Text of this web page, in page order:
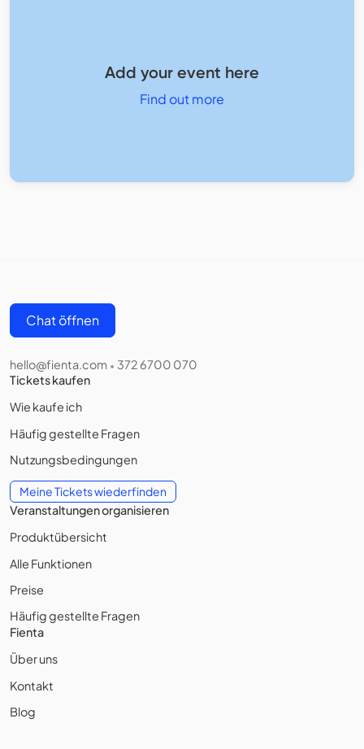
Add your event here
Find out more
Chat öffnen
hello@fienta.com • 372 6700 070
Tickets kaufen
Wie kaufe ich
Häufig gestellte Fragen
Nutzungsbedingungen
Meine Tickets wiederfinden
Veranstaltungen organisieren
Produktübersicht
Alle Funktionen
Preise
Häufig gestellte Fragen
Fienta
Über uns
Kontakt
Blog